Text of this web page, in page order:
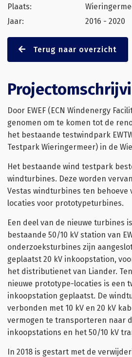
Plaats:
Jaar:
2016 - 2020
Terug naar overzicht
Door EWEF (ECN Windenergy
genomen om te komen tot de
het bestaande testwindpark
Testpark Wieringermeer) in de
Het bestaande wind testpark
windturbines. Deze worden
Vestas windturbines ten behoeve
locaties voor prototypeturbines.
Een deel van de nieuwe turbines
bestaande 50/10 kV station van
onderzoeksturbines zijn
geplaatst 20 kV inkoopstation,
het distributienet van Liander.
nieuwe prototype-locaties is een
inkoopstation geplaatst. De
verbonden met 10 kV en 20 kV
vermogen te transporteren naar
inkoopstations en het 50/10 kV
In 2018 is gestart met de